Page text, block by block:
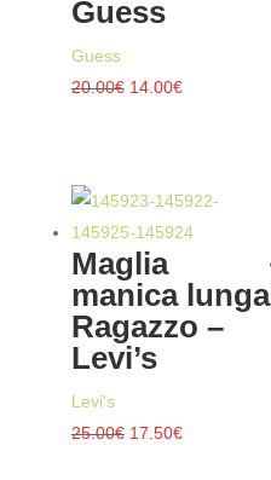
Guess
Guess
20.00€ Il
20.00€.
14.00€Il
14.00€.
Maglia
manica lunga
Ragazzo –
Levi’s
Levi's
25.00€ Il17.50€Il